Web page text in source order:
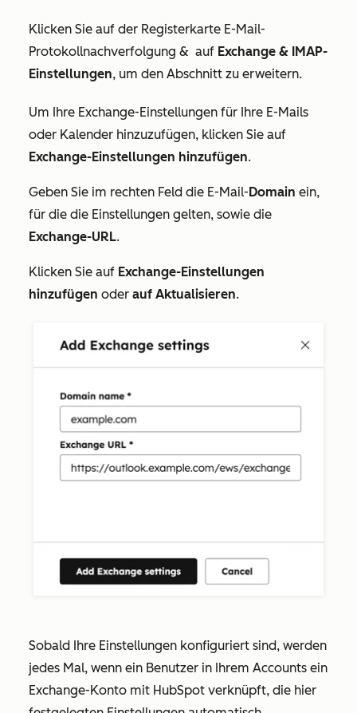
Klicken Sie auf der Registerkarte E-Mail-
Protokollnachverfolgung & auf Exchange & IMAP-
Einstellungen, um den Abschnitt zu erweitern.
Um Ihre Exchange-Einstellungen für Ihre E-Mails
oder Kalender hinzuzufügen, klicken Sie auf
Exchange-Einstellungen hinzufügen.
Geben Sie im rechten Feld die E-Mail- Domain ein,
für die die Einstellungen gelten, sowie die
Exchange-URL.
Klicken Sie auf Exchange-Einstellungen
hinzufügen oder auf Aktualisieren.
Sobald Ihre Einstellungen konfiguriert sind, werden
jedes Mal, wenn ein Benutzer in Ihrem Accounts ein
Exchange-Konto mit HubSpot verknüpft, die hier